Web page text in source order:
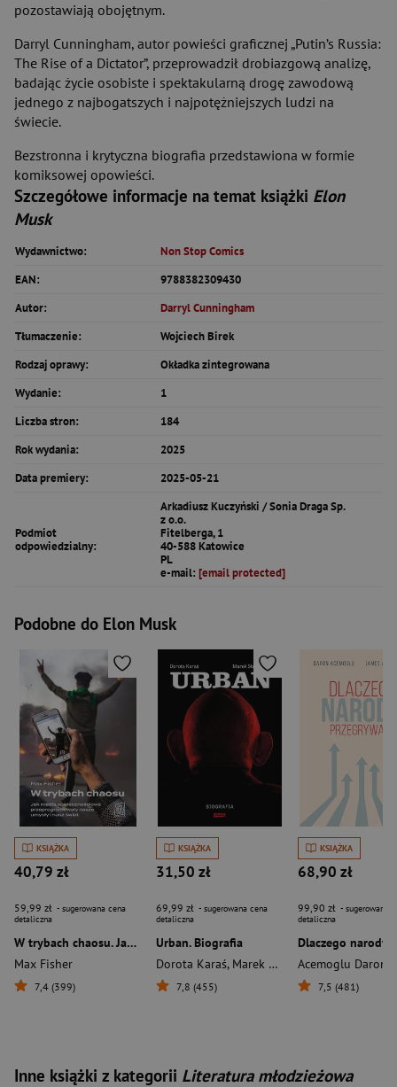
pozostawiają obojętnym.
Darryl Cunningham, autor powieści graficznej „Putin’s Russia:
The Rise of a Dictator”, przeprowadził drobiazgową analizę,
badając życie osobiste i spektakularną drogę zawodową
jednego z najbogatszych i najpotężniejszych ludzi na
świecie.
Bezstronna i krytyczna biografia przedstawiona w formie
komiksowej opowieści.
Szczegółowe informacje na temat książki Elon
Musk
Wydawnictwo:
Non Stop Comics
EAN:
9788382309430
Autor:
Darryl Cunningham
Tłumaczenie:
Wojciech Birek
Rodzaj oprawy:
Okładka zintegrowana
Wydanie:
1
Liczba stron:
184
Rok wydania:
2025
Data premiery:
2025-05-21
Podmiot
odpowiedzialny:
Arkadiusz Kuczyński / Sonia Draga Sp.
z o.o.
Fitelberga, 1
40-588 Katowice
PL
e-mail: [email protected]
Podobne do Elon Musk
KSIĄŻKA
40,79 zł
59,99 zł - sugerowana cena
detaliczna
W trybach chaosu. Jak media społecznościowe przeprogramowały nasze umysły i nasz świat
Max Fisher
7,4 (399)
KSIĄŻKA
31,50 zł
69,99 zł - sugerowana cena
detaliczna
Urban. Biografia
Dorota Karaś, Marek Sterlingow
7,8 (455)
KSIĄŻKA
68,90 zł
99,90 zł - sugerowana
detaliczna
Acemoglu Daron
7,5 (481)
Inne książki z kategorii Literatura młodzieżowa